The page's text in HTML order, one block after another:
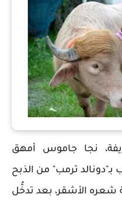
طريفة، نجا جاموس أمهق
بـ"دونالد ترمب" من الذبح
الأشقر، بعد تدخُّل